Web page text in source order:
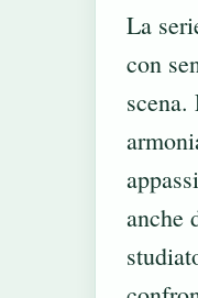
La
con
anche